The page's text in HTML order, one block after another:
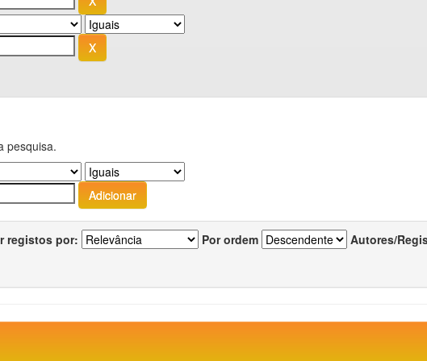
pesquisa.
registos por: Por ordem Autores/